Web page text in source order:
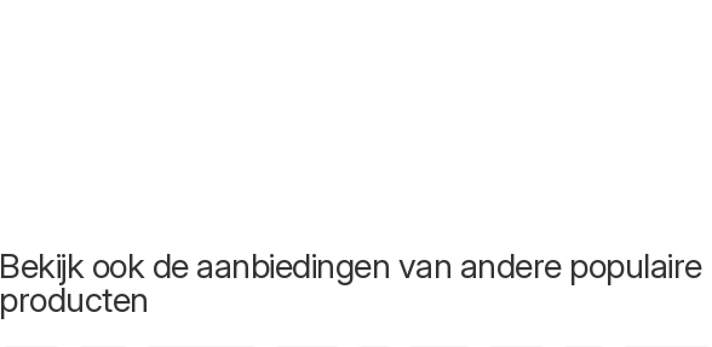
Bekijk ook de aanbiedingen van andere populaire
producten